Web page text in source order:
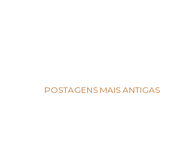
POSTAGENS MAIS ANTIGAS